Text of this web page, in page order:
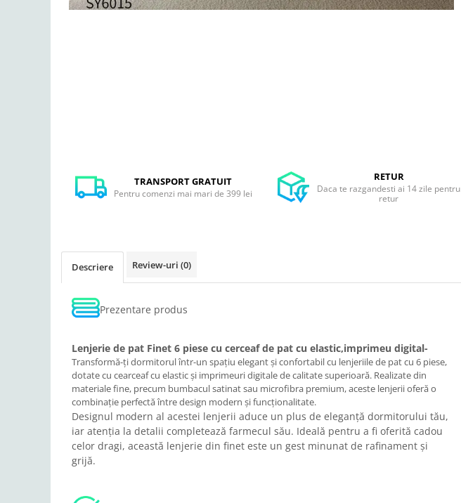
TRANSPORT GRATUIT
Pentru comenzi mai mari de 399 lei
RETUR
Daca te razgandesti ai 14 zile pentru
retur
Descriere Review-uri (0)
Prezentare produs
Lenjerie de pat Finet 6 piese cu cerceaf de pat cu elastic,imprimeu digital-
Transformă-ți dormitorul într-un spațiu elegant și confortabil cu lenjeriile de pat cu 6 piese,
dotate cu cearceaf cu elastic și imprimeuri digitale de calitate superioară. Realizate din
materiale fine, precum bumbacul satinat sau microfibra premium, aceste lenjerii oferă o
combinație perfectă între design modern și funcționalitate.
Designul modern al acestei lenjerii aduce un plus de eleganță dormitorului tău,
iar atenția la detalii completează farmecul său. Ideală pentru a fi oferită cadou
celor dragi, această lenjerie din finet este un gest minunat de rafinament și
grijă.